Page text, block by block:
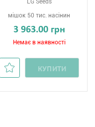
LG Seeds
мішок 50 тис. насінин
3 963.00 грн
Немає в наявності
КУПИТИ